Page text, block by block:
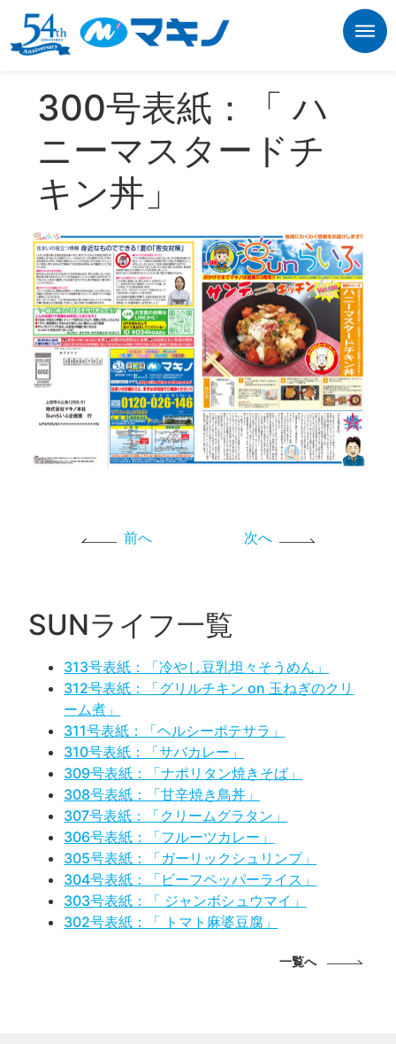
300号表紙：「 ハ
ニーマスタードチ
キン丼」
前へ 次へ
SUNライフ一覧
313号表紙：「冷やし豆乳坦々そうめん」
312号表紙：「グリルチキン on 玉ねぎのクリ
ーム煮」
311号表紙：「ヘルシーポテサラ」
310号表紙：「サバカレー」
309号表紙：「ナポリタン焼きそば」
308号表紙：「甘辛焼き鳥丼」
307号表紙：「クリームグラタン」
306号表紙：「フルーツカレー」
305号表紙：「ガーリックシュリンプ」
304号表紙：「ビーフペッパーライス」
303号表紙：「 ジャンボシュウマイ」
302号表紙：「 トマト麻婆豆腐」
一覧へ